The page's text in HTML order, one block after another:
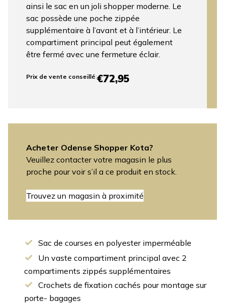
ainsi le sac en un joli shopper moderne. Le
sac possède une poche zippée
supplémentaire à l’avant et à l’intérieur. Le
compartiment principal peut également
être fermé avec une fermeture éclair.
Prix ​​de vente conseillé:€72,95
Acheter Odense Shopper Kota?
Veuillez contacter votre magasin le plus
proche pour voir s’il a ce produit en stock.
Trouvez un magasin à proximité
Sac de courses en polyester imperméable
Un vaste compartiment principal avec 2
compartiments zippés supplémentaires
Crochets de fixation cachés pour montage sur
porte- bagages